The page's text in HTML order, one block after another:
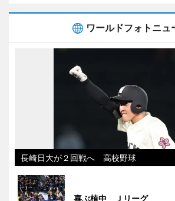
ワールドフォトニュ
長崎日大が２回戦へ 高校野球
喜ぶ植中 Ｊリーグ